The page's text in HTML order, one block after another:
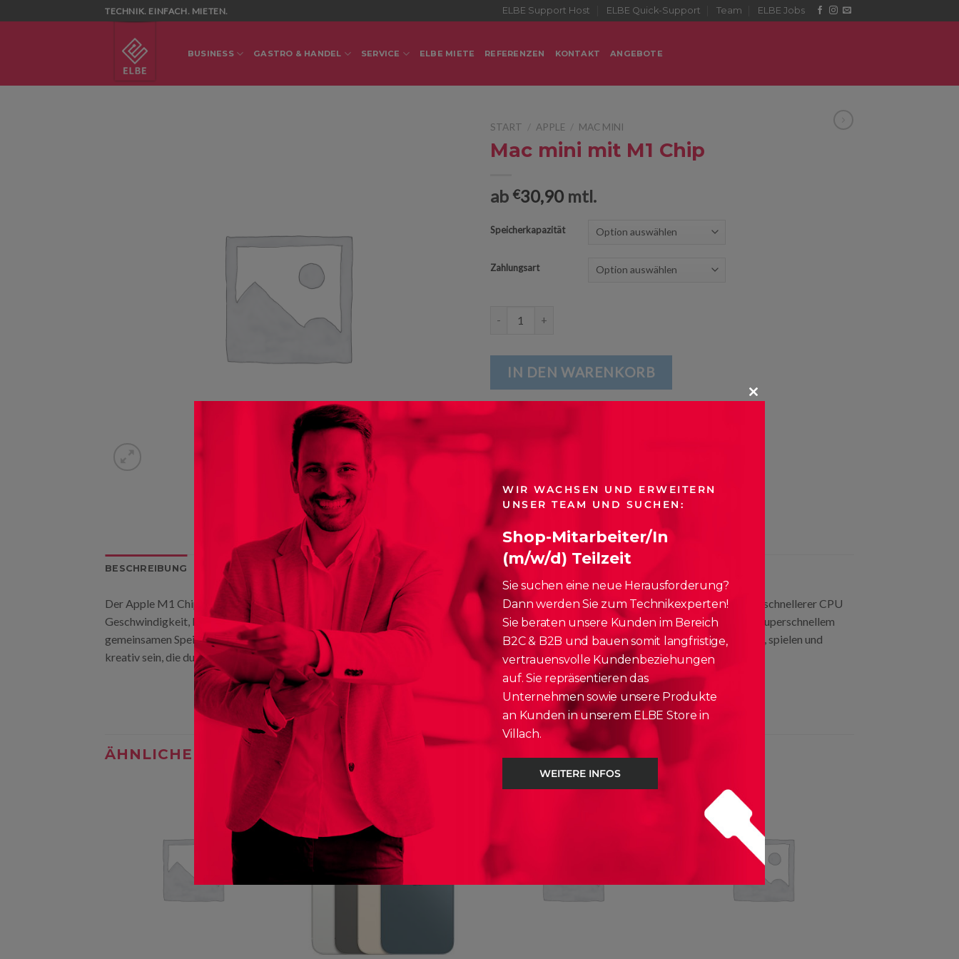
to
TECHNIK. EINFACH. MIETEN. ELBE Support Host ELBE Quick-Support Team ELBE Jobs
BUSINESS GASTRO & HANDEL SERVICE ELBE MIETE REFERENZEN KONTAKT ANGEBOTE
START / APPLE / MAC MINI
Mac mini mit M1 Chip
ab €30,90 mtl.
Speicherkapazität
Zahlungsart
IN DEN WARENKORB
BESCHREIBUNG ZUSÄTZLICHE INFORMATIONEN
Der Apple M1 Chip bringt den Mac mini, den vielseitigsten Mac Desktop-Computer, auf ein völlig neues Level an Leistung. Mit bis zu 3x schnellerer CPU
Geschwindigkeit, bis zu 6x schnellerer Grafik, einer leistungsstarken Neural Engine mit bis zu 15x schnellerem maschinellen Lernen und superschnellem
gemeinsamen Speicher – alles in einem ultrakompakten Design. So kannst du auf dem Mac mini mit Geschwindigkeit und Power arbeiten, spielen und
kreativ sein, die du dir nicht vorstellen kannst.
ÄHNLICHE PRODUKTE
WIR WACHSEN UND ERWEITERN
UNSER TEAM UND SUCHEN:
Shop-Mitarbeiter/In
(m/w/d) Teilzeit
Sie suchen eine neue Herausforderung?
Dann werden Sie zum Technikexperten!
Sie beraten unsere Kunden im Bereich
B2C & B2B und bauen somit langfristige,
vertrauensvolle Kundenbeziehungen
auf. Sie repräsentieren das
Unternehmen sowie unsere Produkte
an Kunden in unserem ELBE Store in
Villach.
WEITERE INFOS